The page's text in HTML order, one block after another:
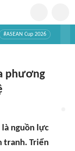
#ASEAN Cup 2026
phương
nguồn lực
tranh. Triển